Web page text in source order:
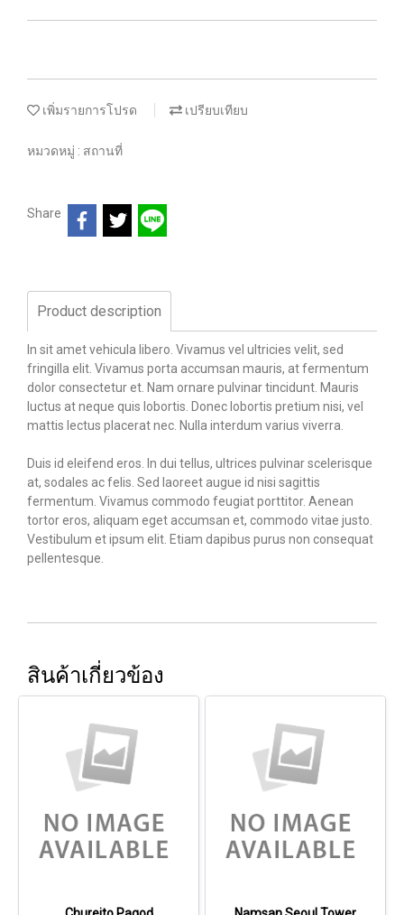
เพิ่มรายการโปรด เปรียบเทียบ
หมวดหมู่ : สถานที่
Share
Product description
In sit amet vehicula libero. Vivamus vel ultricies velit, sed
fringilla elit. Vivamus porta accumsan mauris, at fermentum
dolor consectetur et. Nam ornare pulvinar tincidunt. Mauris
luctus at neque quis lobortis. Donec lobortis pretium nisi, vel
mattis lectus placerat nec. Nulla interdum varius viverra.
Duis id eleifend eros. In dui tellus, ultrices pulvinar scelerisque
at, sodales ac felis. Sed laoreet augue id nisi sagittis
fermentum. Vivamus commodo feugiat porttitor. Aenean
tortor eros, aliquam eget accumsan et, commodo vitae justo.
Vestibulum et ipsum elit. Etiam dapibus purus non consequat
pellentesque.
สินค้าเกี่ยวข้อง